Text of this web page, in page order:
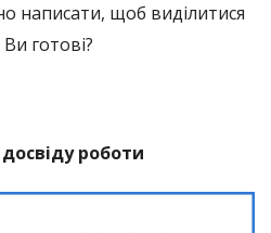
написати, щоб виділитися
готові?
роботи